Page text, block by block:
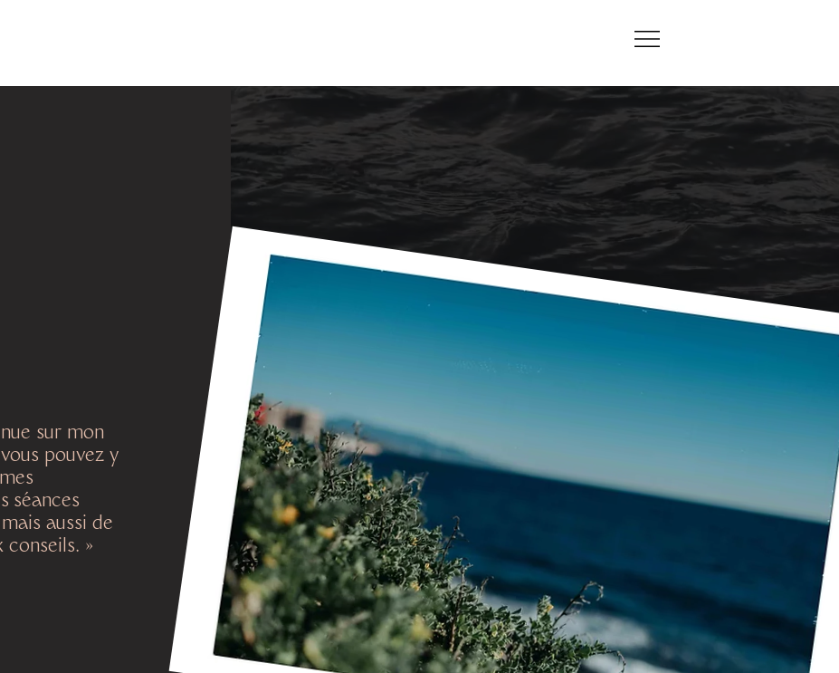
sur mon
pouvez y
séances
aussi de
conseils. »